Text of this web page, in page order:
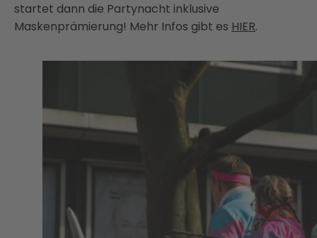
startet dann die Partynacht inklusive
Maskenprämierung! Mehr Infos gibt es HIER.